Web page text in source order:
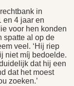
in
en 4 jaar en
voor hen konden
spatte al op de
veel. ‘Hij riep
niet míj bedoelde.
dat hij een
dat het moest
zoeken.’